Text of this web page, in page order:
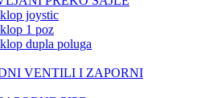
joystic
1 poz
dupla poluga
VENTILI I ZAPORNI